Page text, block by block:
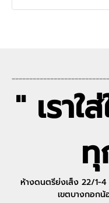
" เรา
ห้างดนตรีย่งเส็ง 22/1-
เขตบางกอก